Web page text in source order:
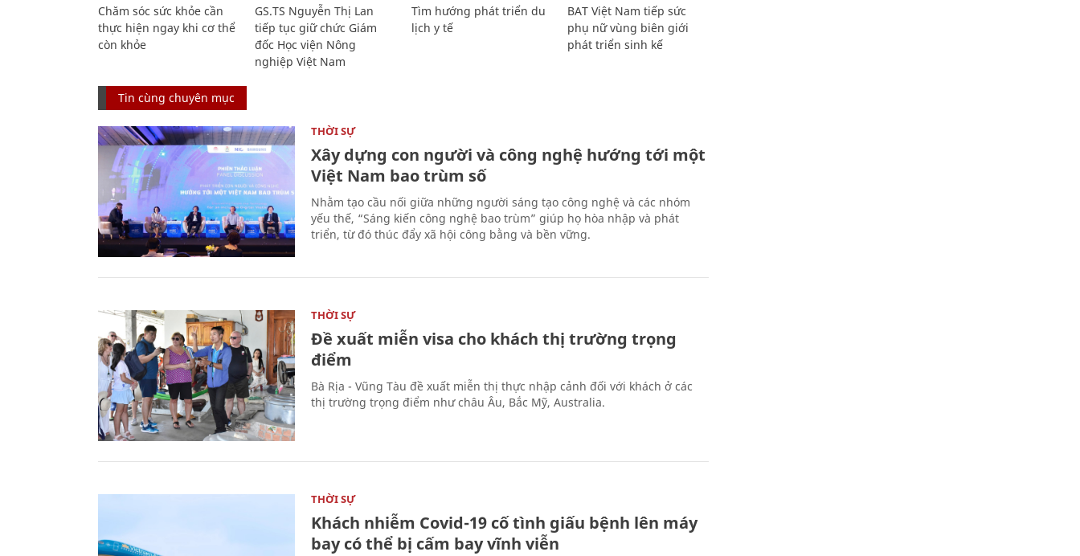
Chăm sóc sức khỏe cần
thực hiện ngay khi cơ thể
còn khỏe
GS.TS Nguyễn Thị Lan
tiếp tục giữ chức Giám
đốc Học viện Nông
nghiệp Việt Nam
Tìm hướng phát triển du
lịch y tế
BAT Việt Nam tiếp sức
phụ nữ vùng biên giới
phát triển sinh kế
Tin cùng chuyên mục
THỜI SỰ
Xây dựng con người và công nghệ hướng tới một
Việt Nam bao trùm số
Nhằm tạo cầu nối giữa những người sáng tạo công nghệ và các nhóm
yếu thế, “Sáng kiến công nghệ bao trùm” giúp họ hòa nhập và phát
triển, từ đó thúc đẩy xã hội công bằng và bền vững.
THỜI SỰ
Đề xuất miễn visa cho khách thị trường trọng
điểm
Bà Rịa - Vũng Tàu đề xuất miễn thị thực nhập cảnh đối với khách ở các
thị trường trọng điểm như châu Âu, Bắc Mỹ, Australia.
THỜI SỰ
Khách nhiễm Covid-19 cố tình giấu bệnh lên máy
bay có thể bị cấm bay vĩnh viễn